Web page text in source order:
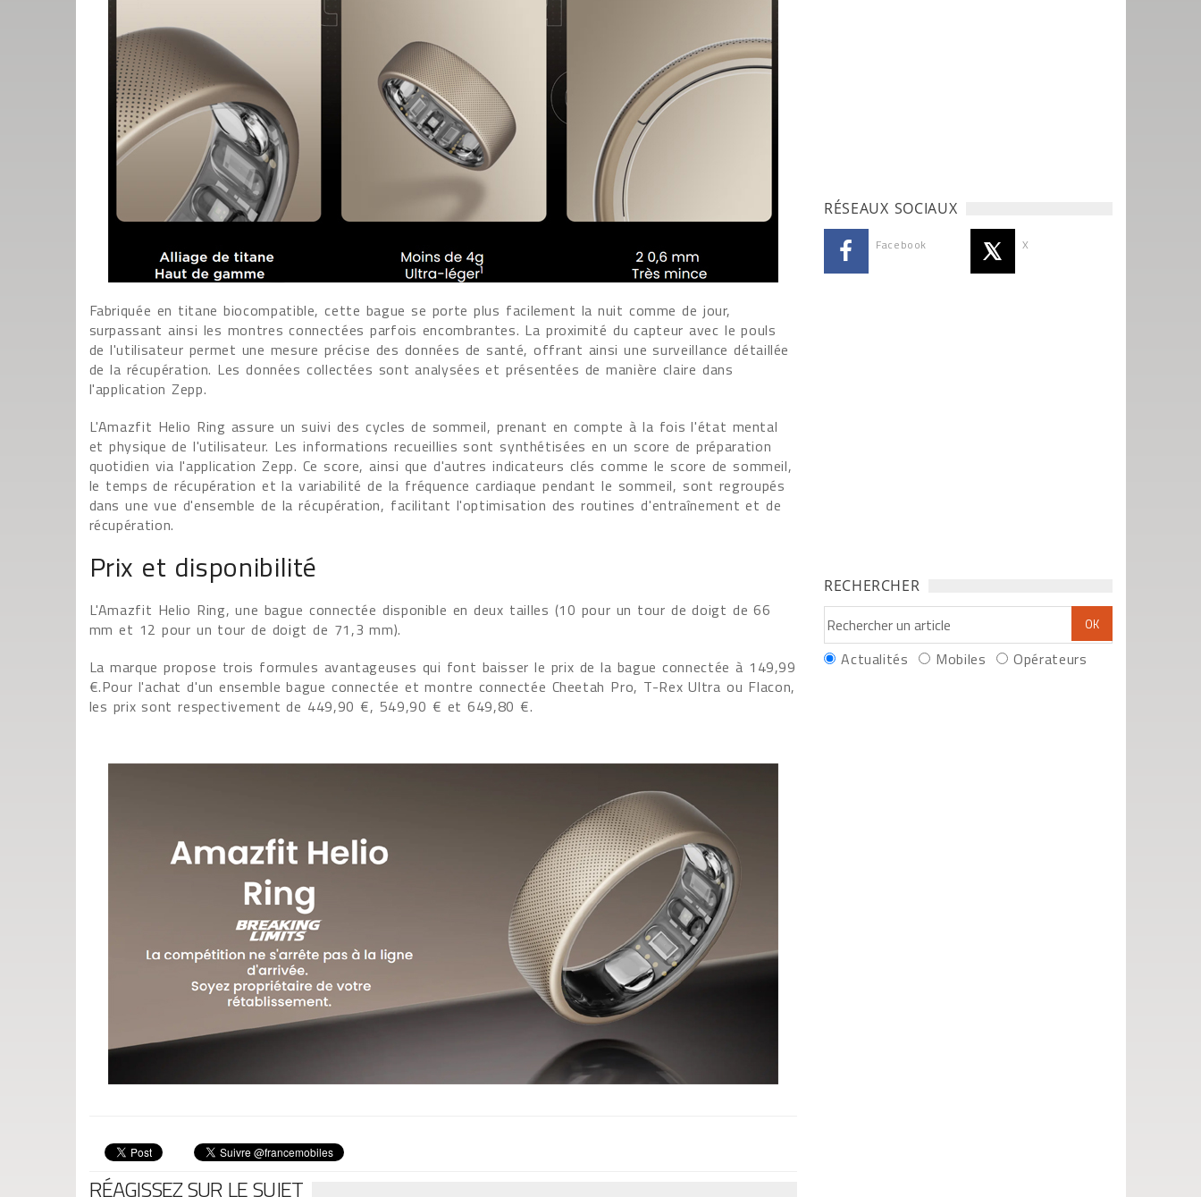
Fabriquée en titane biocompatible, cette bague se porte plus facilement la nuit comme de jour,
surpassant ainsi les montres connectées parfois encombrantes. La proximité du capteur avec le pouls
de l'utilisateur permet une mesure précise des données de santé, offrant ainsi une surveillance détaillée
de la récupération. Les données collectées sont analysées et présentées de manière claire dans
l'application Zepp.
L'Amazfit Helio Ring assure un suivi des cycles de sommeil, prenant en compte à la fois l'état mental
et physique de l'utilisateur. Les informations recueillies sont synthétisées en un score de préparation
quotidien via l'application Zepp. Ce score, ainsi que d'autres indicateurs clés comme le score de sommeil,
le temps de récupération et la variabilité de la fréquence cardiaque pendant le sommeil, sont regroupés
dans une vue d'ensemble de la récupération, facilitant l'optimisation des routines d'entraînement et de
récupération.
Prix et disponibilité
L'Amazfit Helio Ring, une bague connectée disponible en deux tailles (10 pour un tour de doigt de 66
mm et 12 pour un tour de doigt de 71,3 mm).
La marque propose trois formules avantageuses qui font baisser le prix de la bague connectée à 149,99
€.Pour l'achat d'un ensemble bague connectée et montre connectée Cheetah Pro, T-Rex Ultra ou Flacon,
les prix sont respectivement de 449,90 €, 549,90 € et 649,80 €.
RÉAGISSEZ SUR LE SUJET
RÉSEAUX SOCIAUX
Facebook X
RECHERCHER
Actualités Mobiles Opérateurs